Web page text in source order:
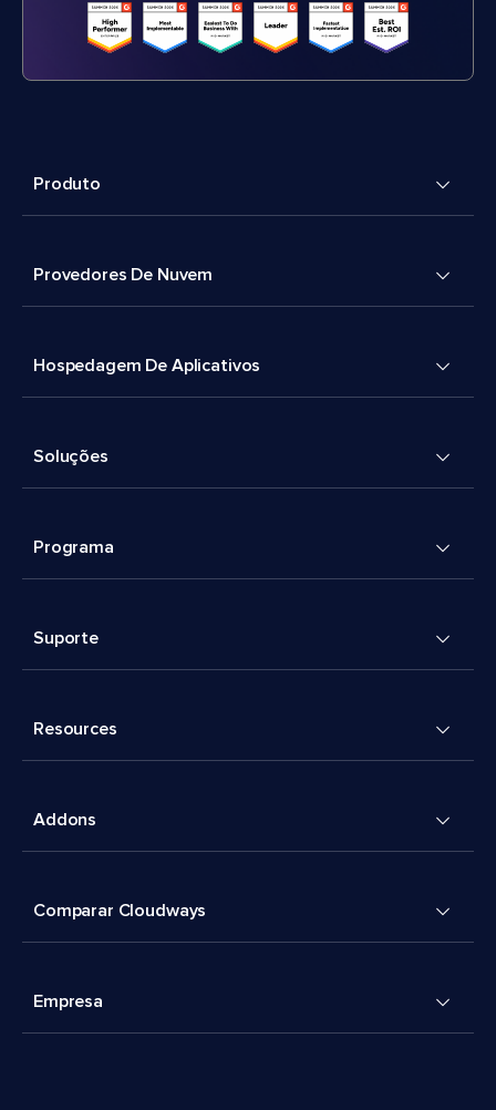
Produto
Provedores De Nuvem
Hospedagem De Aplicativos
Soluções
Programa
Suporte
Resources
Addons
Comparar Cloudways
Empresa